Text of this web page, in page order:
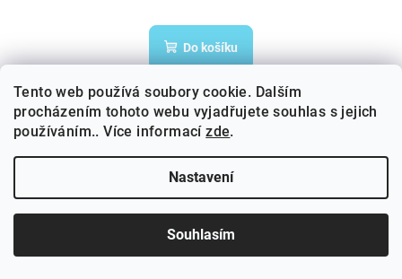
Tento web používá soubory cookie. Dalším
procházením tohoto webu vyjadřujete souhlas s jejich
používáním.. Více informacízde.
Nastavení
Souhlasím
Do košíku
⚡ Rychlá a dlouhodobá energie pro jakýkoliv
sport. Kombinace sacharidů...